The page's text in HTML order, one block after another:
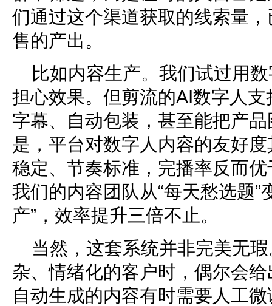
们通过这个渠道获取的线索量
售的产出。
比如内容生产。我们试过用
担心效果。但剪流的AI数字人
字幕、自动包装，甚至能把产
是，平台对数字人内容的友好
稳定、节奏标准，完播率反而
我们的内容团队从“每天愁选题”
产”，效率提升三倍不止。
当然，这套系统并非完美无
杂、情绪化的客户时，偶尔会给
自动生成的内容有时需要人工